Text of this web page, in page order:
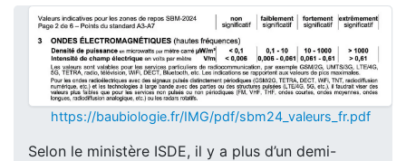
https://baubiologie.fr/IMG/pdf/sbm24_valeurs_fr.pdf
Selon le ministère ISDE, il y a plus d’un demi-